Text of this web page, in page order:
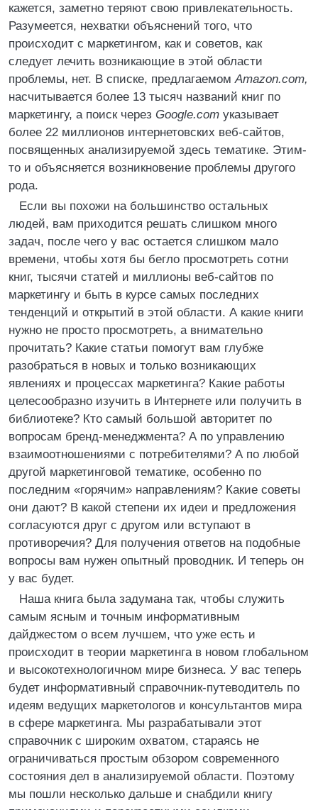
кажется, заметно теряют свою привлекательность.
Разумеется, нехватки объяснений того, что
происходит с маркетингом, как и советов, как
следует лечить возникающие в этой области
проблемы, нет. В списке, предлагаемомAmazon.com,
насчитывается более 13 тысяч названий книг по
маркетингу, а поиск через Google.com указывает
более 22 миллионов интернетовских веб-сайтов,
посвященных анализируемой здесь тематике. Этим-
то и объясняется возникновение проблемы другого
рода.
Если вы похожи на большинство остальных
людей, вам приходится решать слишком много
задач, после чего у вас остается слишком мало
времени, чтобы хотя бы бегло просмотреть сотни
книг, тысячи статей и миллионы веб-сайтов по
маркетингу и быть в курсе самых последних
тенденций и открытий в этой области. А какие книги
нужно не просто просмотреть, а внимательно
прочитать? Какие статьи помогут вам глубже
разобраться в новых и только возникающих
явлениях и процессах маркетинга? Какие работы
целесообразно изучить в Интернете или получить в
библиотеке? Кто самый большой авторитет по
вопросам бренд-менеджмента? А по управлению
взаимоотношениями с потребителями? А по любой
другой маркетинговой тематике, особенно по
последним «горячим» направлениям? Какие советы
они дают? В какой степени их идеи и предложения
согласуются друг с другом или вступают в
противоречия? Для получения ответов на подобные
вопросы вам нужен опытный проводник. И теперь он
у вас будет.
Наша книга была задумана так, чтобы служить
самым ясным и точным информативным
дайджестом о всем лучшем, что уже есть и
происходит в теории маркетинга в новом глобальном
и высокотехнологичном мире бизнеса. У вас теперь
будет информативный справочник-путеводитель по
идеям ведущих маркетологов и консультантов мира
в сфере маркетинга. Мы разрабатывали этот
справочник с широким охватом, стараясь не
ограничиваться простым обзором современного
состояния дел в анализируемой области. Поэтому
мы пошли несколько дальше и снабдили книгу